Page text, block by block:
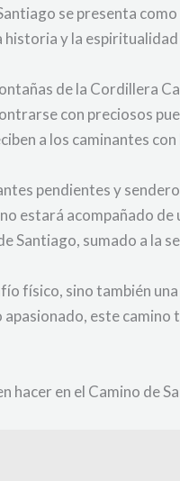
se presenta como
y la espiritualidad
de la Cordillera
con preciosos
a los caminantes
pendientes y
estará acompañado de
Santiago, sumado a la
físico, sino también
este camino
hacer en el Camino de